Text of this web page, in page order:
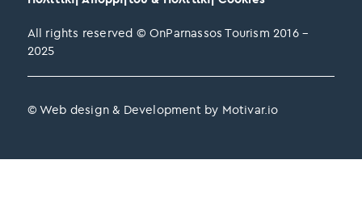
All rights reserved © OnParnassos Tourism 2016 –
2025
© Web design & Development by Motivar.io